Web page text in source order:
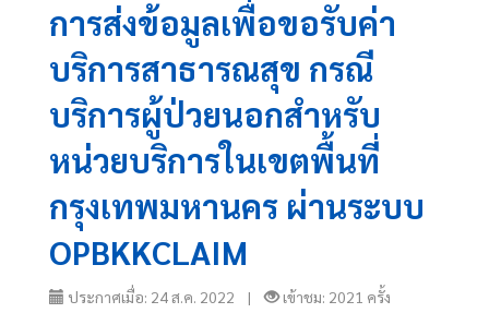
การส่งข้อมูลเพื่อขอรับค่า
บริการสาธารณสุข กรณี
บริการผู้ป่วยนอกสำหรับ
หน่วยบริการในเขตพื้นที่
กรุงเทพมหานคร ผ่านระบบ
OPBKKCLAIM
ประกาศเมื่อ: 24 ส.ค. 2022 | เข้าชม: 2021 ครั้ง